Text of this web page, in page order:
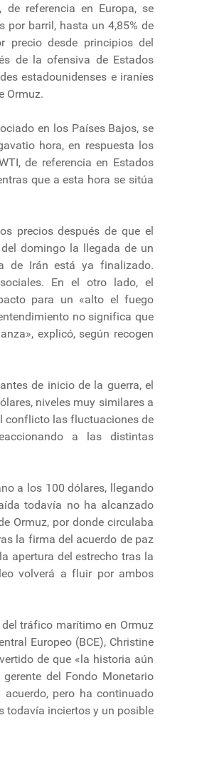
de referencia en Europa, se
por barril, hasta un 4,85% de
precio desde principios del
de la ofensiva de Estados
estadounidenses e iraníes
Ormuz.
en los Países Bajos, se
hora, en respuesta los
de referencia en Estados
que a esta hora se sitúa
precios después de que el
domingo la llegada de un
de Irán está ya finalizado.
En el otro lado, el
para un «alto el fuego
no significa que
explicó, según recogen
de inicio de la guerra, el
niveles muy similares a
conflicto las fluctuaciones de
a las distintas
a los 100 dólares, llegando
todavía no ha alcanzado
Ormuz, por donde circulaba
la firma del acuerdo de paz
apertura del estrecho tras la
volverá a fluir por ambos
tráfico marítimo en Ormuz
Europeo (BCE), Christine
de que «la historia aún
del Fondo Monetario
pero ha continuado
todavía inciertos y un posible